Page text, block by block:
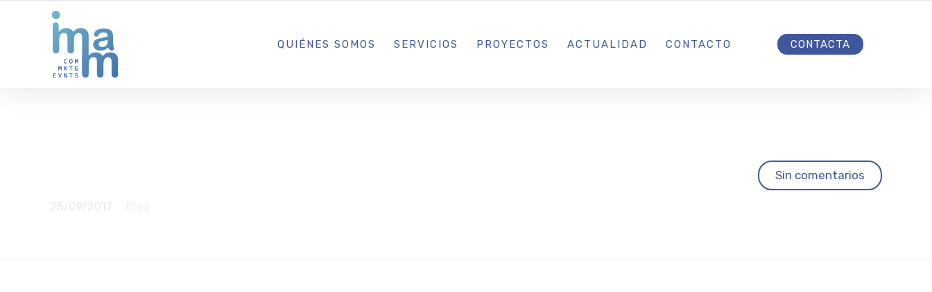
AGENCIA CREATIVA DE COMUNICACIÓN Y ESTRATEGIA DIGITAL IBIZA · MADRID · BARCELONA
QUIÉNES SOMOS SERVICIOS PROYECTOS ACTUALIDAD CONTACTO CONTACTA
Sin comentarios